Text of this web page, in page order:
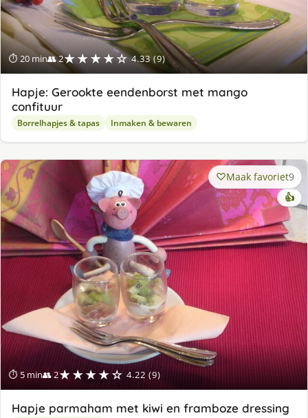
⏱ 20 min👥 2★★★★☆ 4.33 (9)
Hapje: Gerookte eendenborst met mango
confituur
Borrelhapjes & tapas Inmaken & bewaren
⏱ 5 min👥 2★★★★☆ 4.22 (9)
Maak favoriet9
👍
Hapje parmaham met kiwi en framboze dressing